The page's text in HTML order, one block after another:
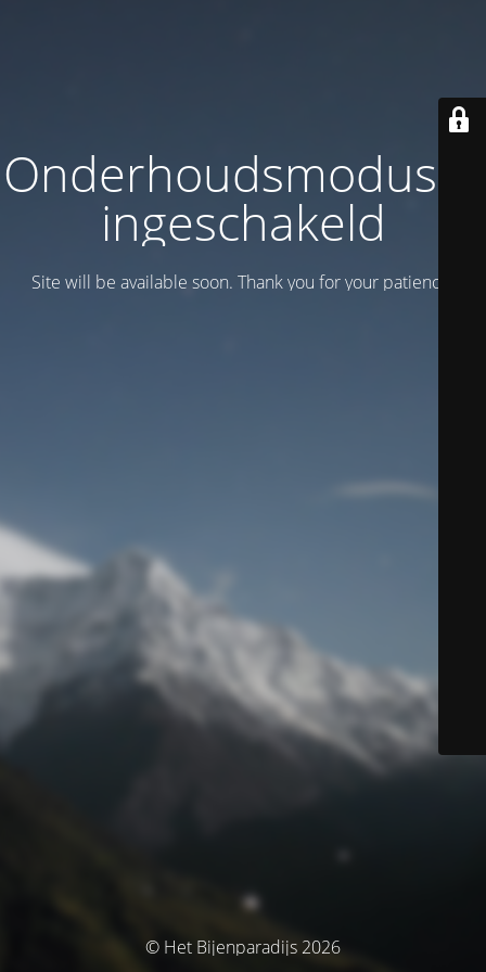
Onderhoudsmodus is
ingeschakeld
Site will be available soon. Thank you for your patience!
© Het Bijenparadijs 2026